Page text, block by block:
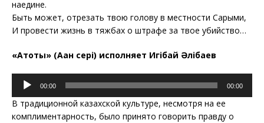
наедине.
Быть может, отрезать твою голову в местности Сарыми,
И провести жизнь в тяжбах о штрафе за твое убийство…
«Ақтоты» (Ақан сері) исполняет Игібай Әлібаев
Аудиоплеер
00:00 00:00
В традиционной казахской культуре, несмотря на ее
комплиментарность, было принято говорить правду о